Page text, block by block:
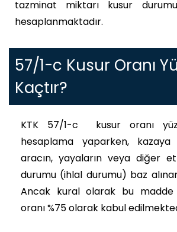
tazminat miktarı kusur
hesaplanmaktadır.
57/1-c Kusur Oranı
Kaçtır?
KTK 57/1-c kusur oranı
hesaplama yaparken, kazaya
aracın, yayaların veya diğer
durumu (ihlal durumu) baz
Ancak kural olarak bu madde
oranı %75 olarak kabul